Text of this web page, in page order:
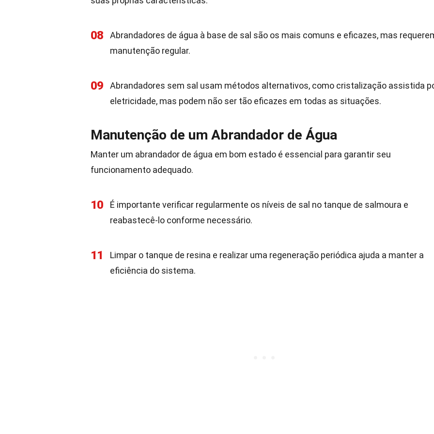
08
Abrandadores de água à base de sal são os mais comuns e eficazes, mas
manutenção regular.
09
Abrandadores sem sal usam métodos alternativos, como cristalização assistida
eletricidade, mas podem não ser tão eficazes em todas as situações.
Manutenção de um Abrandador de Água
Manter um abrandador de água em bom estado é essencial para garantir seu
funcionamento adequado.
10
É importante verificar regularmente os níveis de sal no tanque de salmoura e
reabastecê-lo conforme necessário.
11
Limpar o tanque de resina e realizar uma regeneração periódica ajuda a manter a
eficiência do sistema.